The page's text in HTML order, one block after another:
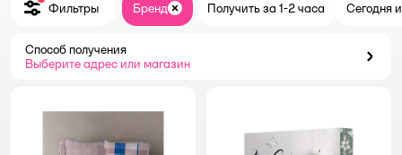
Фильтры Бренд ЗакрытьПолучить за 1-2 часа Сегодня
Способ получения
Выберите адрес или магазин